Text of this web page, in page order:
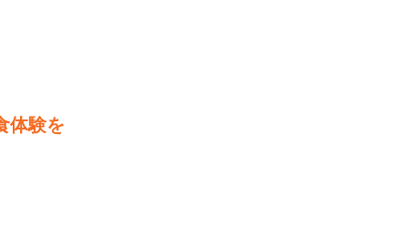
体験を